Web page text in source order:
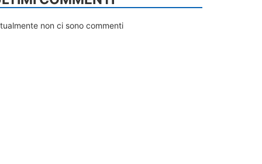
non ci sono commenti